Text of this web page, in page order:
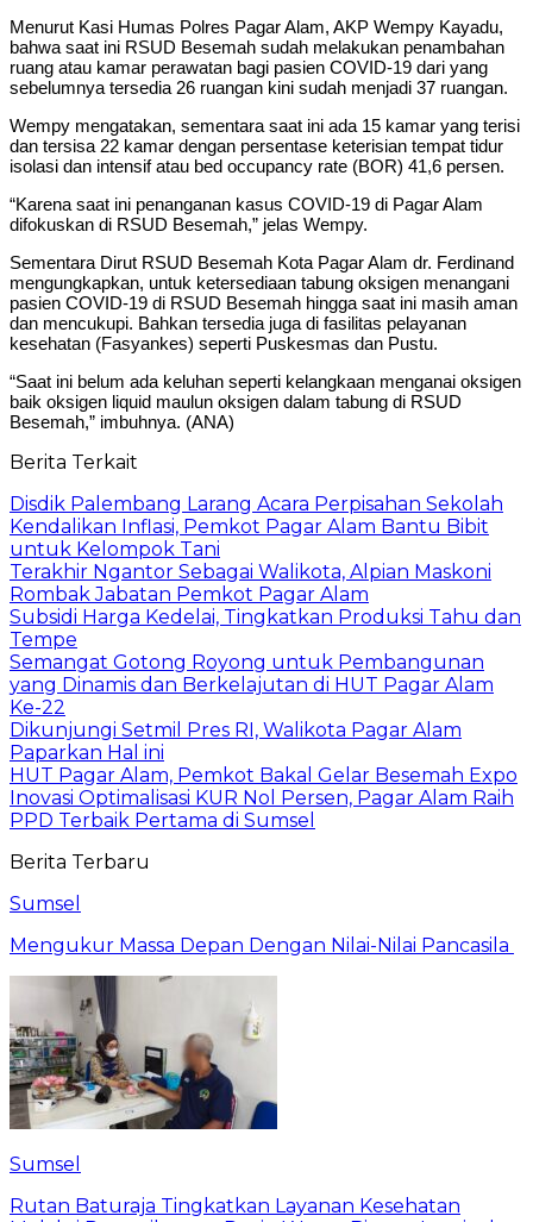
Menurut Kasi Humas Polres Pagar Alam, AKP Wempy Kayadu,
bahwa saat ini RSUD Besemah sudah melakukan penambahan
ruang atau kamar perawatan bagi pasien COVID-19 dari yang
sebelumnya tersedia 26 ruangan kini sudah menjadi 37 ruangan.
Wempy mengatakan, sementara saat ini ada 15 kamar yang terisi
dan tersisa 22 kamar dengan persentase keterisian tempat tidur
isolasi dan intensif atau bed occupancy rate (BOR) 41,6 persen.
“Karena saat ini penanganan kasus COVID-19 di Pagar Alam
difokuskan di RSUD Besemah,” jelas Wempy.
Sementara Dirut RSUD Besemah Kota Pagar Alam dr. Ferdinand
mengungkapkan, untuk ketersediaan tabung oksigen menangani
pasien COVID-19 di RSUD Besemah hingga saat ini masih aman
dan mencukupi. Bahkan tersedia juga di fasilitas pelayanan
kesehatan (Fasyankes) seperti Puskesmas dan Pustu.
“Saat ini belum ada keluhan seperti kelangkaan menganai oksigen
baik oksigen liquid maulun oksigen dalam tabung di RSUD
Besemah,” imbuhnya. (ANA)
Berita Terkait
Disdik Palembang Larang Acara Perpisahan Sekolah
Kendalikan Inflasi, Pemkot Pagar Alam Bantu Bibit
untuk Kelompok Tani
Terakhir Ngantor Sebagai Walikota, Alpian Maskoni
Rombak Jabatan Pemkot Pagar Alam
Subsidi Harga Kedelai, Tingkatkan Produksi Tahu dan
Tempe
Semangat Gotong Royong untuk Pembangunan
yang Dinamis dan Berkelajutan di HUT Pagar Alam
Ke-22
Dikunjungi Setmil Pres RI, Walikota Pagar Alam
Paparkan Hal ini
HUT Pagar Alam, Pemkot Bakal Gelar Besemah Expo
Inovasi Optimalisasi KUR Nol Persen, Pagar Alam Raih
PPD Terbaik Pertama di Sumsel
Berita Terbaru
Sumsel
Mengukur Massa Depan Dengan Nilai-Nilai Pancasila
Sumsel
Rutan Baturaja Tingkatkan Layanan Kesehatan